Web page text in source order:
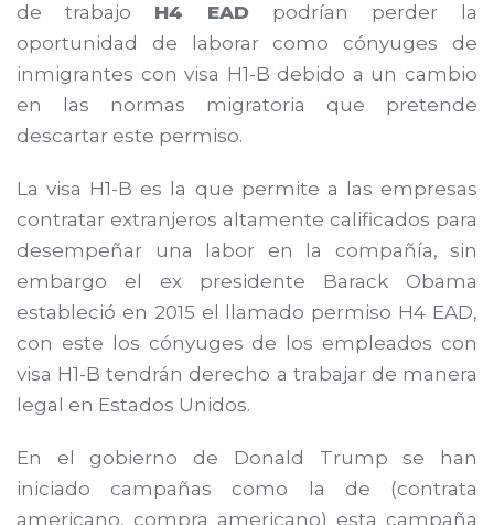
de trabajo H4 EAD podrían perder la
oportunidad de laborar como cónyuges de
inmigrantes con visa H1-B debido a un cambio
en las normas migratoria que pretende
descartar este permiso.
La visa H1-B es la que permite a las empresas
contratar extranjeros altamente calificados para
desempeñar una labor en la compañía, sin
embargo el ex presidente Barack Obama
estableció en 2015 el llamado permiso H4 EAD,
con este los cónyuges de los empleados con
visa H1-B tendrán derecho a trabajar de manera
legal en Estados Unidos.
En el gobierno de Donald Trump se han
iniciado campañas como la de (contrata
americano, compra americano) esta campaña